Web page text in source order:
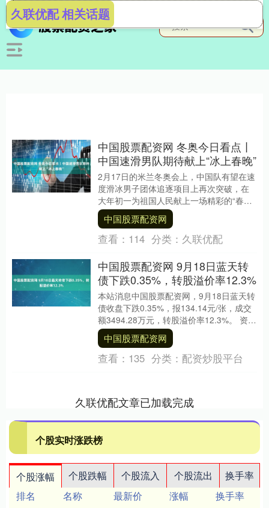
久联优配 相关话题
中国股票配资网 冬奥今日看点丨
中国速滑男队期待献上“冰上春晚”
2月17日的米兰冬奥会上，中国队有望在速
度滑冰男子团体追逐项目上再次突破，在
大年初一为祖国人民献上一场精彩的“春
晚”演出；自由式滑雪空中技巧开赛，中国
雪上项目的....
中国股票配资网
查看： 114 分类： 久联优配
中国股票配资网 9月18日蓝天转
债下跌0.35%，转股溢价率12.3%
本站消息中国股票配资网，9月18日蓝天转
债收盘下跌0.35%，报134.14元/张，成交
额3494.28万元，转股溢价率12.3%。 资料
显示，蓝天转债信用级别....
中国股票配资网
查看： 135 分类： 配资炒股平台
久联优配文章已加载完成
个股实时涨跌榜
个股涨幅 个股跌幅 个股流入 个股流出
换手率
排名
名称 最新价 涨幅
换手率